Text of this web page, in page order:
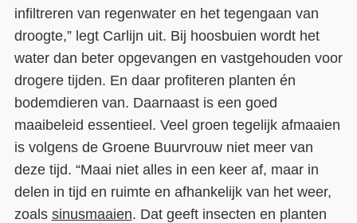
infiltreren van regenwater en het tegengaan van
droogte,” legt Carlijn uit. Bij hoosbuien wordt het
water dan beter opgevangen en vastgehouden voor
drogere tijden. En daar profiteren planten én
bodemdieren van. Daarnaast is een goed
maaibeleid essentieel. Veel groen tegelijk afmaaien
is volgens de Groene Buurvrouw niet meer van
deze tijd. “Maai niet alles in een keer af, maar in
delen in tijd en ruimte en afhankelijk van het weer,
zoals sinusmaaien. Dat geeft insecten en planten